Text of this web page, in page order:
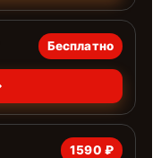
Бесплатно
1590 ₽